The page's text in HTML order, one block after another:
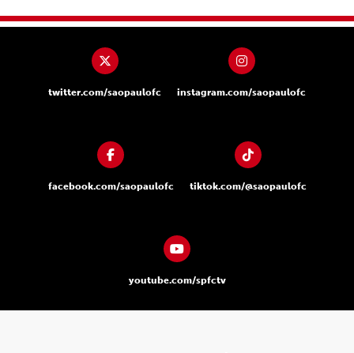
twitter.com/saopaulofc instagram.com/saopaulofc
facebook.com/saopaulofc tiktok.com/@saopaulofc
youtube.com/spfctv